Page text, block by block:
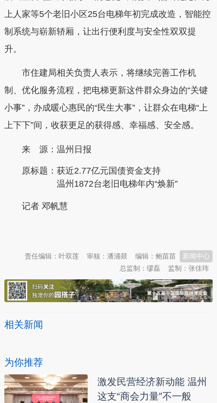
上人家等5个老旧小区25台电梯年初完成改造，智能控
制系统与崭新轿厢，让出行便利度与安全性双双提
升。
市住建局相关负责人表示，将继续完善工作机
制、优化服务流程，把电梯更新这件群众身边的“关键
小事”，办成暖心惠民的“民生大事”，让群众在电梯“上
上下下”间，收获更足的获得感、幸福感、安全感。
来 源：温州日报
原标题： 获近2.77亿元国债资金支持
温州1872台老旧电梯年内“焕新”
记者 邓帆慧
新闻中心
编辑：鲍苗苗
审核：潘涌燚
责任编辑：叶双莲
监制：张佳玮
总监制：缪磊
相关新闻
为你推荐
激发民营经济新动能 温州
这支“商会力量”不一般